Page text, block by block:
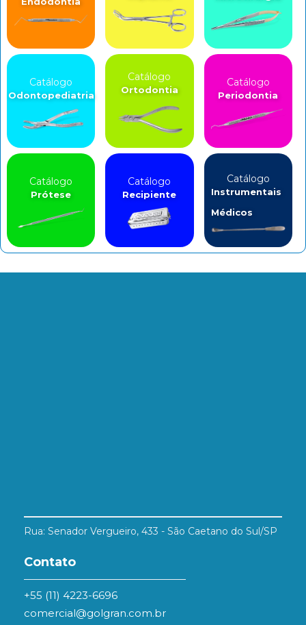
Catálogo
Odontopediatria
Catálogo
Ortodontia
Catálogo
Periodontia
Catálogo
Prótese
Catálogo
Recipiente
Catálogo
Instrumentais
Médicos
Rua: Senador Vergueiro, 433 - São Caetano do Sul/SP
Contato
+55 (11) 4223-6696
comercial@golgran.com.br